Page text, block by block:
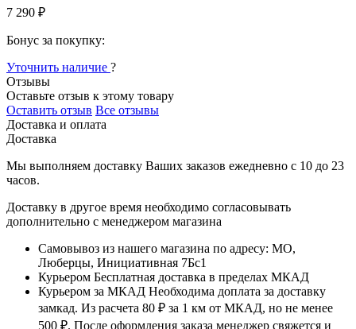
7 290 ₽
Бонус за покупку:
Уточнить наличие ?
Отзывы
Оставьте отзыв к этому товару
Оставить отзыв Все отзывы
Доставка и оплата
Доставка
Мы выполняем доставку Ваших заказов ежедневно с 10 до 23
часов.
Доставку в другое время необходимо согласовывать
дополнительно с менеджером магазина
Самовывоз из нашего магазина по адресу: МО,
Люберцы, Инициативная 7Бс1
Курьером Бесплатная доставка в пределах МКАД
Курьером за МКАД Необходима доплата за доставку
замкад. Из расчета 80 ₽ за 1 км от МКАД, но не менее
500 ₽. После оформления заказа менеджер свяжется и